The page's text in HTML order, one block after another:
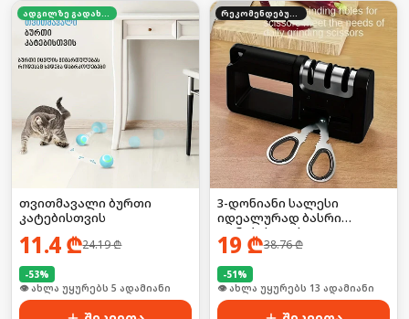
ადგილზე გადახდა
თვითმავალი ბურთი
კატებისთვის
11.4₾24.19₾
-53%
🛒 ბოლო 24სთ-ში იყიდა 11-მა
რეკომენდებული
3-დონიანი სალესი
იდეალურად ბასრი
დანებისთვის/
მაკრატლისთვის
19 ₾38.76₾
-51%
🛒 ბოლო 24სთ-ში იყიდა 19-მა